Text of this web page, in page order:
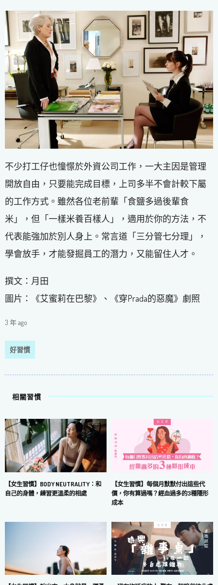
不少打工仔也憧憬於外資公司工作，一大主因是管理
開放自由，只要能完成目標，上司多半不會計較下屬
的工作方式。雖然各位老前輩「食鹽多過後輩食
米」，但「一樣米養百樣人」，適用於你的方法，不
代表能強加於別人身上。常言道「三分管七分理」，
學會放手，才能發掘員工的潛力，又能留住人才。
撰文：月田
圖片：《艾蜜莉在巴黎》、《穿Prada的惡魔》劇照
3 年 ago
好習慣
相關習慣
【女生習慣】BODY NEUTRALITY：和
自己的身體，練習更溫柔的相處
【女生習慣】每個月默默付出這些代
價，你有算過嗎？經血過多的3種隱形
成本